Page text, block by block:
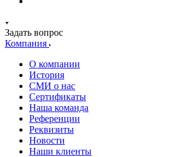
Задать вопрос
Компания
О компании
История
СМИ о нас
Cертификаты
Наша команда
Референции
Реквизиты
Новости
Наши клиенты